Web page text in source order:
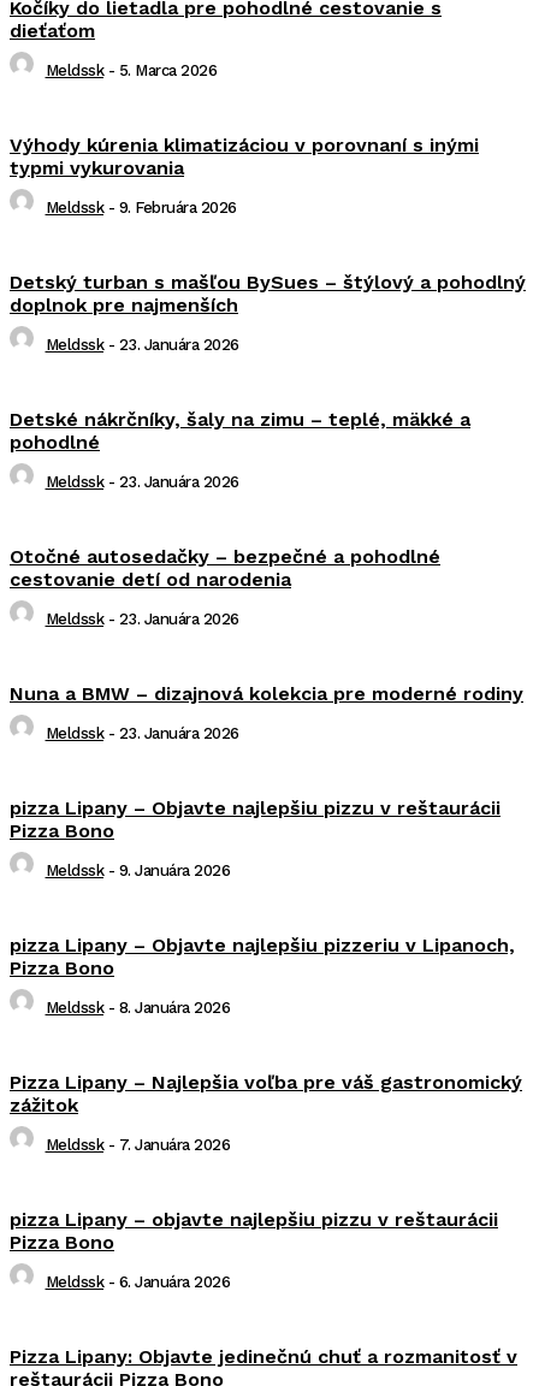
Kočíky do lietadla pre pohodlné cestovanie s
dieťaťom
Meldssk - 5. Marca 2026
Výhody kúrenia klimatizáciou v porovnaní s inými
typmi vykurovania
Meldssk - 9. Februára 2026
Detský turban s mašľou BySues – štýlový a pohodlný
doplnok pre najmenších
Meldssk - 23. Januára 2026
Detské nákrčníky, šaly na zimu – teplé, mäkké a
pohodlné
Meldssk - 23. Januára 2026
Otočné autosedačky – bezpečné a pohodlné
cestovanie detí od narodenia
Meldssk - 23. Januára 2026
Nuna a BMW – dizajnová kolekcia pre moderné rodiny
Meldssk - 23. Januára 2026
pizza Lipany – Objavte najlepšiu pizzu v reštaurácii
Pizza Bono
Meldssk - 9. Januára 2026
pizza Lipany – Objavte najlepšiu pizzeriu v Lipanoch,
Pizza Bono
Meldssk - 8. Januára 2026
Pizza Lipany – Najlepšia voľba pre váš gastronomický
zážitok
Meldssk - 7. Januára 2026
pizza Lipany – objavte najlepšiu pizzu v reštaurácii
Pizza Bono
Meldssk - 6. Januára 2026
Pizza Lipany: Objavte jedinečnú chuť a rozmanitosť v
reštaurácii Pizza Bono